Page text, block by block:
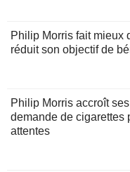
Philip Morris fait mieux
réduit son objectif de
Philip Morris accroît
demande de cigarettes
attentes